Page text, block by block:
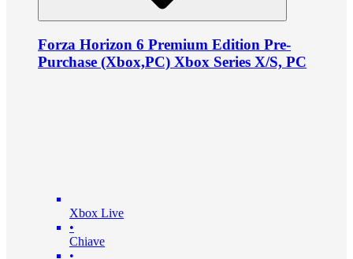
Forza Horizon 6 Premium Edition Pre-
Purchase (Xbox,PC) Xbox Series X/S, PC
Xbox Live
•
Chiave
•